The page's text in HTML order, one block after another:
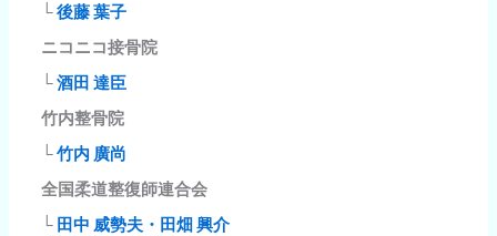
└後藤 葉子
ニコニコ接骨院
└酒田 達臣
竹内整骨院
└竹内 廣尚
全国柔道整復師連合会
└ 田中 威勢夫・田畑 興介